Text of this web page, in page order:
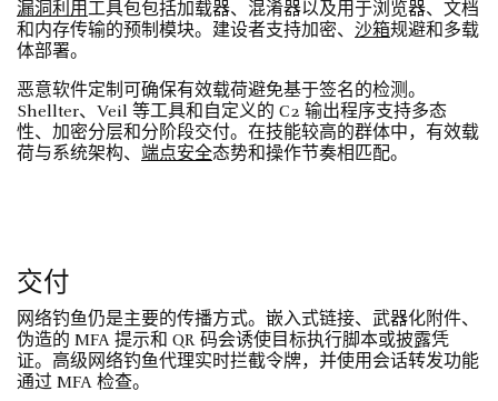
漏洞利用工具包包括加载器、混淆器以及用于浏览器、文档
和内存传输的预制模块。建设者支持加密、 沙箱规避和多载
体部署。
恶意软件定制可确保有效载荷避免基于签名的检测。
Shellter、Veil 等工具和自定义的 C2 输出程序支持多态
性、加密分层和分阶段交付。在技能较高的群体中，有效载
荷与系统架构、 端点安全态势和操作节奏相匹配。
交付
网络钓鱼仍是主要的传播方式。嵌入式链接、武器化附件、
伪造的 MFA 提示和 QR 码会诱使目标执行脚本或披露凭
证。高级网络钓鱼代理实时拦截令牌，并使用会话转发功能
通过 MFA 检查。